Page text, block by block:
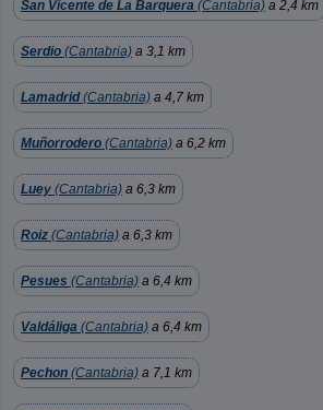
San Vicente de La Barquera (Cantabria) a 2,4 km
Serdio (Cantabria) a 3,1 km
Lamadrid(Cantabria) a 4,7 km
Muñorrodero (Cantabria) a 6,2 km
Luey (Cantabria) a 6,3 km
Roiz (Cantabria) a 6,3 km
Pesues (Cantabria) a 6,4 km
Valdáliga (Cantabria) a 6,4 km
Pechon (Cantabria) a 7,1 km